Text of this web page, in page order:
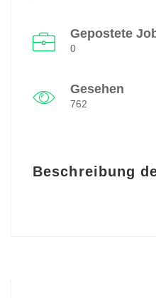
Gepostete
0
Gesehen
762
Beschreibung